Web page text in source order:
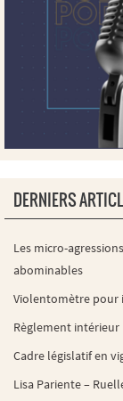
DERNIERS
Les micro-
abominables
Violentomètre pour
Règlement intérieur
Cadre législatif en
Lisa Pariente –